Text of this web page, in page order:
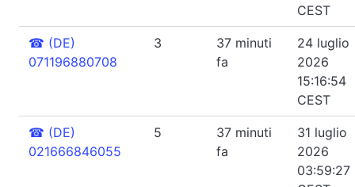
CEST
☎ (DE)
071196880708
3
37 minuti
fa
24 luglio
2026
15:16:54
CEST
☎ (DE)
021666846055
5
37 minuti
fa
31 luglio
2026
03:59:27